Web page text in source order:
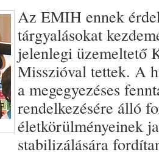
Az EMIH ennek
tárgyalásokat
jelenlegi üzemeltető
Misszióval tettek. A
a megegyezéses
rendelkezésére álló
életkörülményeinek
stabilizálására